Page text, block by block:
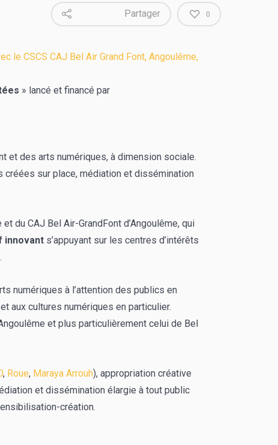
Partager 0
le CSCS CAJ Bel Air Grand Font, Angoulême,
» lancé et financé par
et des arts numériques, à dimension sociale.
sur place, médiation et dissémination
du CAJ Bel Air-GrandFont d’Angoulême, qui
innovant s’appuyant sur les centres d’intérêts
numériques à l’attention des publics en
aux cultures numériques en particulier.
et plus particulièrement celui de Bel
, Roue, Maraya Arrouh), appropriation créative
et dissémination élargie à tout public
création.